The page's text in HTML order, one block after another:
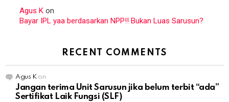
Agus K on
Bayar IPL yaa berdasarkan NPP!! Bukan Luas Sarusun?
RECENT COMMENTS
Agus Kon
Jangan terima Unit Sarusun jika belum terbit “ada”
Sertifikat Laik Fungsi (SLF)